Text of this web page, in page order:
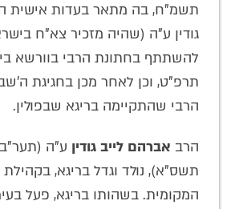
תשמ"ח, בה מתאר בעדות אישית
גודין ע"ה (שהיה מזכיר צא"ח
להשתתף בחתונת הרבי בוורשא
תרפ"ט, וכן לאחר מכן בחגיגת
הרבי שהתקיימה בריגא שבפולין.
הרב אברהם לייב גודין ע"ה
תשס"א), נולד וגדל בריגא,
המקומית. בשהותו בריגא, פעל